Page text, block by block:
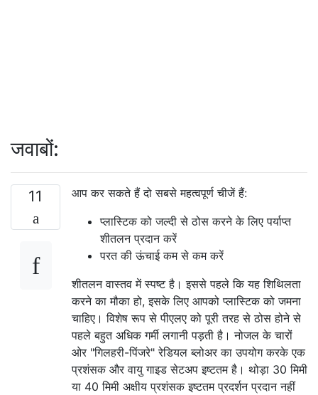
जवाबों:
11
आप कर सकते हैं दो सबसे महत्वपूर्ण चीजें हैं:
प्लास्टिक को जल्दी से ठोस करने के लिए पर्याप्त
शीतलन प्रदान करें
परत की ऊंचाई कम से कम करें
शीतलन वास्तव में स्पष्ट है। इससे पहले कि यह शिथिलता
करने का मौका हो, इसके लिए आपको प्लास्टिक को जमना
चाहिए। विशेष रूप से पीएलए को पूरी तरह से ठोस होने से
पहले बहुत अधिक गर्मी लगानी पड़ती है। नोजल के चारों
ओर "गिलहरी-पिंजरे" रेडियल ब्लोअर का उपयोग करके एक
प्रशंसक और वायु गाइड सेटअप इष्टतम है। थोड़ा 30 मिमी
या 40 मिमी अक्षीय प्रशंसक इष्टतम प्रदर्शन प्रदान नहीं